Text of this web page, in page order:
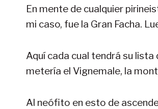
En mente de cualquier
mi caso, fue la Gran Facha.
Aquí cada cual tendrá su
metería el Vignemale, la
Al neófito en esto de